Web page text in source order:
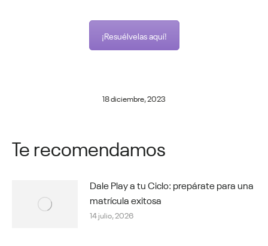
¡Resuélvelas aquí!
18 diciembre, 2023
Te recomendamos
Dale Play a tu Ciclo: prepárate para una
matrícula exitosa
14 julio, 2026